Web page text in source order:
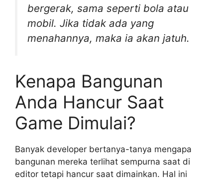
bergerak, sama seperti bola atau
mobil. Jika tidak ada yang
menahannya, maka ia akan jatuh.
Kenapa Bangunan
Anda Hancur Saat
Game Dimulai?
Banyak developer bertanya-tanya mengapa
bangunan mereka terlihat sempurna saat di
editor tetapi hancur saat dimainkan. Hal ini